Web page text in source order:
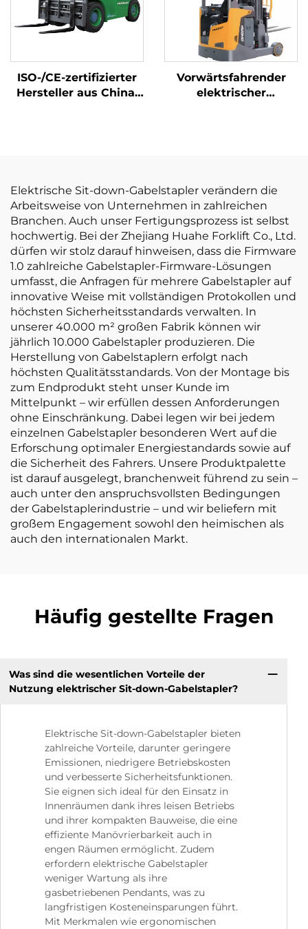
ISO-/CE-zertifizierter
Hersteller aus China:
Vorwärtsfahrender
elektrischer
Elektrische Sit-down-Gabelstapler verändern die
Arbeitsweise von Unternehmen in zahlreichen
Branchen. Auch unser Fertigungsprozess ist selbst
hochwertig. Bei der Zhejiang Huahe Forklift Co., Ltd.
dürfen wir stolz darauf hinweisen, dass die Firmware
1.0 zahlreiche Gabelstapler-Firmware-Lösungen
umfasst, die Anfragen für mehrere Gabelstapler auf
innovative Weise mit vollständigen Protokollen und
höchsten Sicherheitsstandards verwalten. In
unserer 40.000 m² großen Fabrik können wir
jährlich 10.000 Gabelstapler produzieren. Die
Herstellung von Gabelstaplern erfolgt nach
höchsten Qualitätsstandards. Von der Montage bis
zum Endprodukt steht unser Kunde im
Mittelpunkt – wir erfüllen dessen Anforderungen
ohne Einschränkung. Dabei legen wir bei jedem
einzelnen Gabelstapler besonderen Wert auf die
Erforschung optimaler Energiestandards sowie auf
die Sicherheit des Fahrers. Unsere Produktpalette
ist darauf ausgelegt, branchenweit führend zu sein –
auch unter den anspruchsvollsten Bedingungen
der Gabelstaplerindustrie – und wir beliefern mit
großem Engagement sowohl den heimischen als
auch den internationalen Markt.
Häufig gestellte Fragen
Was sind die wesentlichen Vorteile der
Nutzung elektrischer Sit-down-Gabelstapler?
Elektrische Sit-down-Gabelstapler bieten
zahlreiche Vorteile, darunter geringere
Emissionen, niedrigere Betriebskosten
und verbesserte Sicherheitsfunktionen.
Sie eignen sich ideal für den Einsatz in
Innenräumen dank ihres leisen Betriebs
und ihrer kompakten Bauweise, die eine
effiziente Manövrierbarkeit auch in
engen Räumen ermöglicht. Zudem
erfordern elektrische Gabelstapler
weniger Wartung als ihre
gasbetriebenen Pendants, was zu
langfristigen Kosteneinsparungen führt.
Mit Merkmalen wie ergonomischen